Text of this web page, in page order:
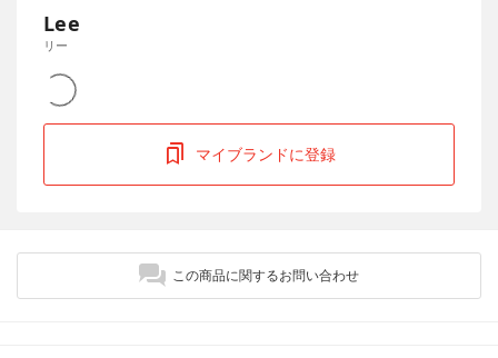
Lee
リー
マイブランドに登録
この商品に関するお問い合わせ